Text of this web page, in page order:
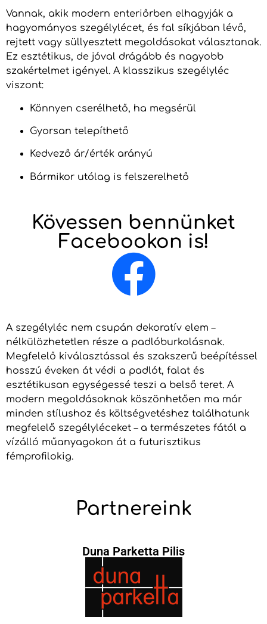
Vannak, akik modern enteriőrben elhagyják a
hagyományos szegélylécet, és fal síkjában lévő,
rejtett vagy süllyesztett megoldásokat választanak.
Ez esztétikus, de jóval drágább és nagyobb
szakértelmet igényel. A klasszikus szegélyléc
viszont:
Könnyen cserélhető, ha megsérül
Gyorsan telepíthető
Kedvező ár/érték arányú
Bármikor utólag is felszerelhető
Kövessen bennünket
Facebookon is!
A szegélyléc nem csupán dekoratív elem –
nélkülözhetetlen része a padlóburkolásnak.
Megfelelő kiválasztással és szakszerű beépítéssel
hosszú éveken át védi a padlót, falat és
esztétikusan egységessé teszi a belső teret. A
modern megoldásoknak köszönhetően ma már
minden stílushoz és költségvetéshez találhatunk
megfelelő szegélyléceket – a természetes fától a
vízálló műanyagokon át a futurisztikus
fémprofilokig.
Partnereink
Duna Parketta Pilis